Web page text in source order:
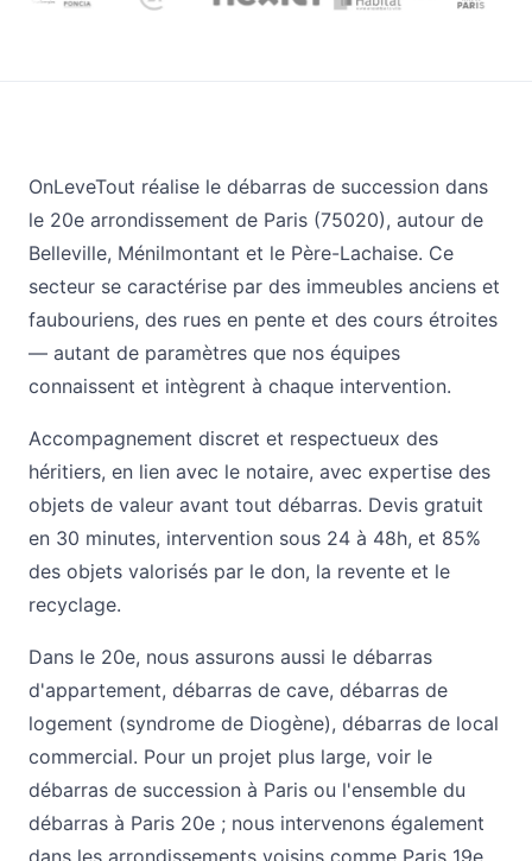
OnLeveTout réalise le débarras de succession dans
le 20e arrondissement de Paris (75020), autour de
Belleville, Ménilmontant et le Père-Lachaise. Ce
secteur se caractérise par des immeubles anciens et
faubouriens, des rues en pente et des cours étroites
— autant de paramètres que nos équipes
connaissent et intègrent à chaque intervention.
Accompagnement discret et respectueux des
héritiers, en lien avec le notaire, avec expertise des
objets de valeur avant tout débarras. Devis gratuit
en 30 minutes, intervention sous 24 à 48h, et 85%
des objets valorisés par le don, la revente et le
recyclage.
Dans le 20e, nous assurons aussi le débarras
d'appartement, débarras de cave, débarras de
logement (syndrome de Diogène), débarras de local
commercial. Pour un projet plus large, voir le
débarras de succession à Paris ou l'ensemble du
débarras à Paris 20e ; nous intervenons également